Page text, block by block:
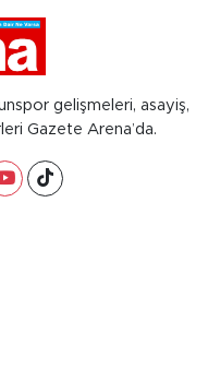
gelişmeleri, asayiş,
Gazete Arena’da.